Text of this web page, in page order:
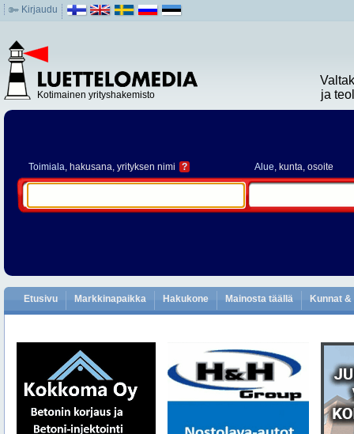
Kirjaudu
Kotimainen yrityshakemisto
ja
Toimiala, hakusana, yrityksen nimi ? Alue, kunta, osoite
Etusivu Markkinapaikka Hakukone Mainosta täällä Kunnat